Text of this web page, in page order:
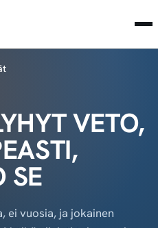
VETO,
SE
ei vuosia, ja jokainen